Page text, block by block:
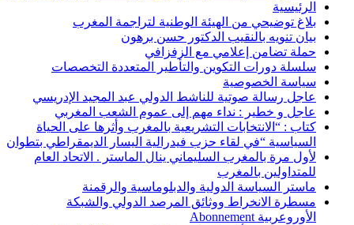
الرئيسية
بلاغ توضيحي من الهيئة الوطنية لتراجمة المغرب
بيان تنويه بالنقيب الدكتور حسن برهون
حملة تضامن إعلامي مع الزفزافي
سلسلة دورات التكوين والتأطير المتعددة التخصصات
سياسة الخصوصية
عاجل رسالة صوتية للناشط الدولي عبد المجيد الإدريسي
عاجل و خطير : نداء مهم إلى عموم الشعب المغربي
كتاب : “الانتخابات التشريعية بالمغرب وأثرها على الحياة
السياسية “في لقاء حزب فيدرالية اليسار الديمقراطي بتطوان
لأول مرة بالمغرب السليماني ينال الماستر . الاتحاد العام
للمتداولين بالمغرب
ماستر السياسة الدولية والدبلوماسية والرقمنة
مسطرة الانخراط ووثائق المرصد الدولي والشبكة
الأوروعربية Abonnement